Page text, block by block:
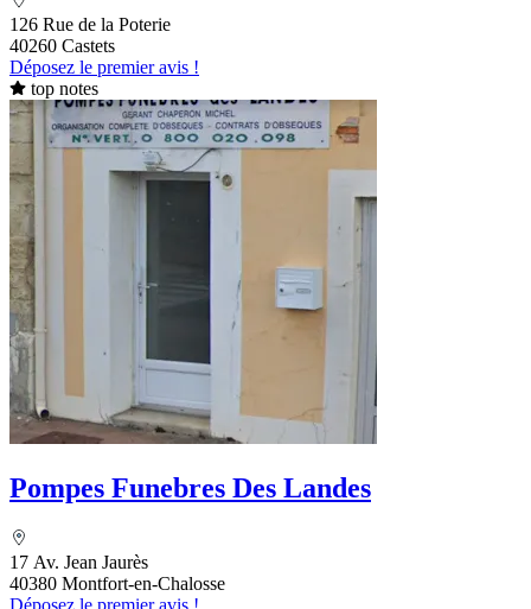
126 Rue de la Poterie
40260 Castets
Déposez le premier avis !
top notes
Pompes Funebres Des Landes
17 Av. Jean Jaurès
40380 Montfort-en-Chalosse